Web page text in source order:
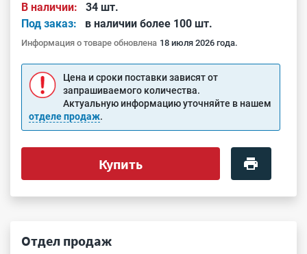
В наличии:
34 шт.
Под заказ:
в наличии более 100 шт.
Информация о товаре обновлена 18 июля 2026 года.
Цена и сроки поставки зависят от
запрашиваемого количества.
Актуальную информацию уточняйте в нашем
отделе продаж.
Купить
Отдел продаж